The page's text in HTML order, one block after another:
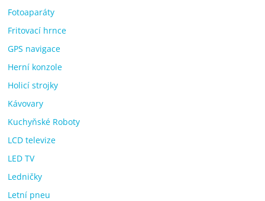
Fotoaparáty
Fritovací hrnce
GPS navigace
Herní konzole
Holicí strojky
Kávovary
Kuchyňské Roboty
LCD televize
LED TV
Ledničky
Letní pneu